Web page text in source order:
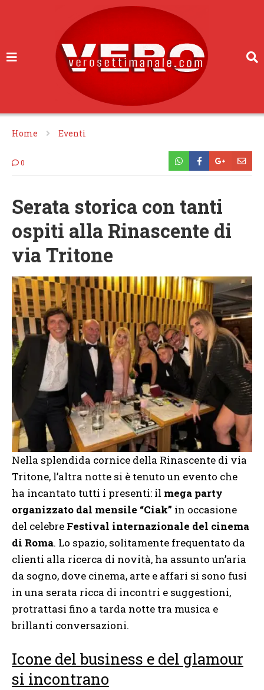
Home Eventi
0
Serata storica con tanti
ospiti alla Rinascente di
via Tritone
Nella splendida cornice della Rinascente di via
Tritone, l’altra notte si è tenuto un evento che
ha incantato tutti i presenti: il mega party
organizzato dal mensile “Ciak” in occasione
del celebre Festival internazionale del cinema
di Roma. Lo spazio, solitamente frequentato da
clienti alla ricerca di novità, ha assunto un’aria
da sogno, dove cinema, arte e affari si sono fusi
in una serata ricca di incontri e suggestioni,
protrattasi fino a tarda notte tra musica e
brillanti conversazioni.
Icone del business e del glamour
si incontrano